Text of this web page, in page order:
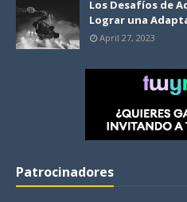
Los Desafíos de
Lograr una
April 27, 2023
Patrocinadores